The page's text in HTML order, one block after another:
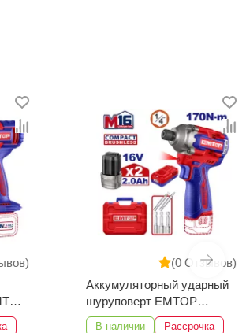
(0 Отзывов)
Аккумуляторный ударный
шуруповерт EMTOP
ECIRL16178
В наличии Рассрочка